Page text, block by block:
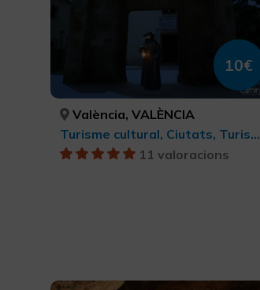
10€
València, VALÈNCIA
Turisme cultural, Ciutats, Turisme cultural
11 valoracions